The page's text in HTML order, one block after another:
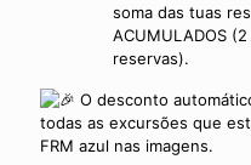
soma das tuas
ACUMULADOS
reservas).
O desconto
todas as excursões que
FRM azul nas imagens.